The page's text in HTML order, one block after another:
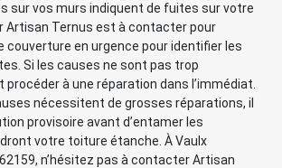
sur vos murs indiquent de fuites sur votre
Artisan Ternus est à contacter pour
couverture en urgence pour identifier les
Si les causes ne sont pas trop
à une réparation dans l’immédiat.
nécessitent de grosses réparations, il
provisoire avant d’entamer les
votre toiture étanche. À Vaulx
n’hésitez pas à contacter Artisan